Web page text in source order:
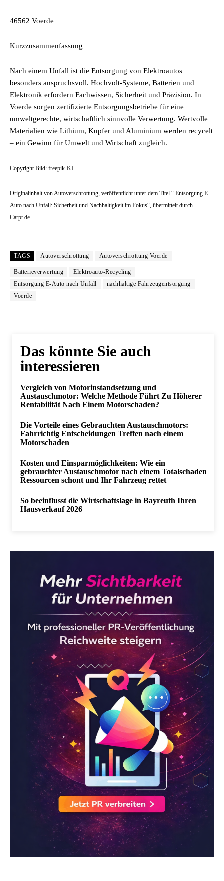
46562 Voerde
Kurzzusammenfassung
Nach einem Unfall ist die Entsorgung von Elektroautos
besonders anspruchsvoll. Hochvolt-Systeme, Batterien und
Elektronik erfordern Fachwissen, Sicherheit und Präzision. In
Voerde sorgen zertifizierte Entsorgungsbetriebe für eine
umweltgerechte, wirtschaftlich sinnvolle Verwertung. Wertvolle
Materialien wie Lithium, Kupfer und Aluminium werden recycelt
– ein Gewinn für Umwelt und Wirtschaft zugleich.
Copyright Bild: freepik-KI
Originalinhalt von Autoverschrottung, veröffentlicht unter dem Titel “ Entsorgung E-
Auto nach Unfall: Sicherheit und Nachhaltigkeit im Fokus“, übermittelt durch
Carpr.de
TAGS Autoverschrottung Autoverschrottung Voerde
Batterieverwertung
Elektroauto-Recycling
Entsorgung E-Auto nach Unfall
nachhaltige Fahrzeugentsorgung
Voerde
Das könnte Sie auch
interessieren
Vergleich von Motorinstandsetzung und
Austauschmotor: Welche Methode Führt Zu Höherer
Rentabilität Nach Einem Motorschaden?
Die Vorteile eines Gebrauchten Austauschmotors:
Fahrrichtig Entscheidungen Treffen nach einem
Motorschaden
Kosten und Einsparmöglichkeiten: Wie ein
gebrauchter Austauschmotor nach einem Totalschaden
Ressourcen schont und Ihr Fahrzeug rettet
So beeinflusst die Wirtschaftslage in Bayreuth Ihren
Hausverkauf 2026